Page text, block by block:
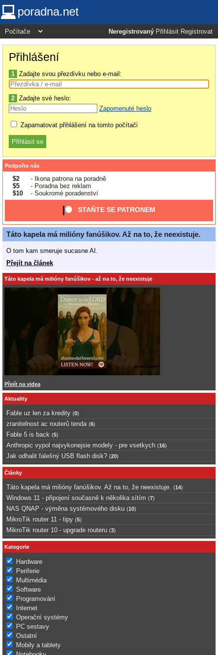
poradna.net
Neregistrovaný Přihlásit Registrovat
Přihlášení
1 Zadajte svou přezdívku nebo e-mail:
2 Zadajte své heslo:
Zapomenuté heslo
Zapamatovat přihlášení na tomto počítači
Podpořte nás
$2
- Ikona patrona na poradně
$5
- Poradna bez reklam
$10
- Soukromé poradenství
STAŇTE SE PATRONEM
Táto kapela má milióny fanúšikov. Až na to, že neexistuje.
O tom kam smeruje sucasne AI.
Přejít na článek
Táto kapela má milióny fanúšikov - až na to, že neexistuje
Přejít na videa
Aktuality
Fable uz len za kredity (0)
zranitelnost ac routerů tenda (6)
Fable 5 is back (5)
Anthropic vypol najvykonejsie modely - pre vsetkych (16)
Jak odhalit falešný USB flash disk? (20)
Články
Táto kapela má milióny fanúšikov. Až na to, že neexistuje. (14)
Windows 11 - připojení současně k několika sítím (7)
NAS QNAP - výměna systémového disku (10)
MikroTik router 11 - tipy (5)
MikroTik router 10 - upgrade routeru (3)
Kategorie
Hardware
Periferie
Multimédia
Software
Programování
Internet
Operační systémy
PC sestavy
Ostatní
Mobily a tablety